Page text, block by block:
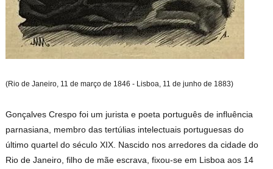
(Rio de Janeiro, 11 de março de 1846 - Lisboa, 11 de junho de 1883)
Gonçalves Crespo foi um jurista e poeta português de influência
parnasiana, membro das tertúlias intelectuais portuguesas do
último quartel do século XIX. Nascido nos arredores da cidade do
Rio de Janeiro, filho de mãe escrava, fixou-se em Lisboa aos 14